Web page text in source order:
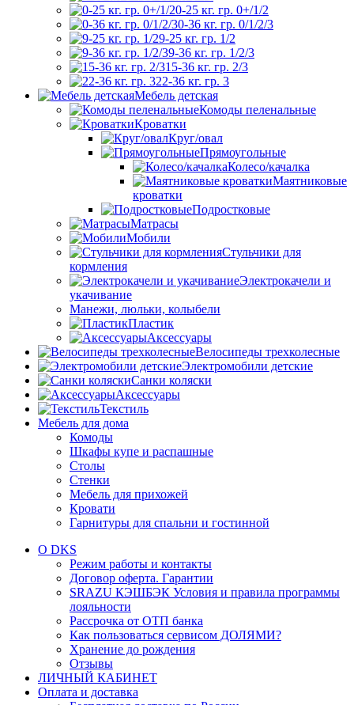
0-25 кг. гр. 0+/1/2
0-36 кг. гр. 0/1/2/3
9-25 кг. гр. 1/2
9-36 кг. гр. 1/2/3
15-36 кг. гр. 2/3
22-36 кг. гр. 3
Мебель детская
Комоды пеленальные
Кроватки
Круг/овал
Прямоугольные
Колесо/качалка
Маятниковые
кроватки
Подростковые
Матрасы
Мобили
Стульчики для
кормления
Электрокачели и
укачивание
Манежи, люльки, колыбели
Пластик
Аксессуары
Велосипеды трехколесные
Электромобили детские
Санки коляски
Аксессуары
Текстиль
Мебель для дома
Комоды
Шкафы купе и распашные
Столы
Стенки
Мебель для прихожей
Кровати
Гарнитуры для спальни и гостинной
О DKS
Режим работы и контакты
Договор оферта. Гарантии
SRAZU КЭШБЭК Условия и правила программы
лояльности
Рассрочка от ОТП банка
Как пользоваться сервисом ДОЛЯМИ?
Хранение до рождения
Отзывы
ЛИЧНЫЙ КАБИНЕТ
Оплата и доставка